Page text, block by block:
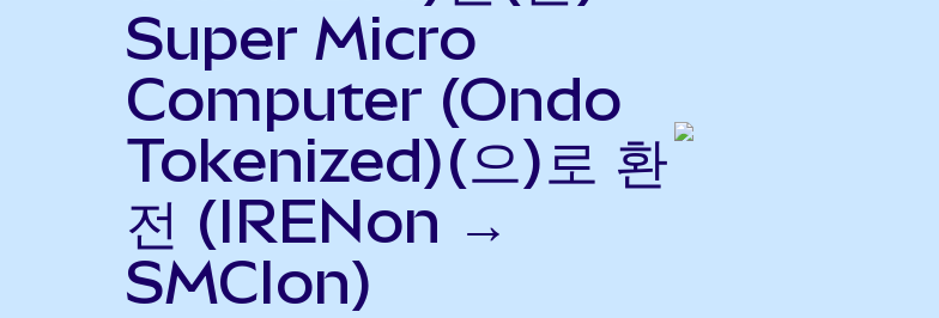
Super Micro
Computer (Ondo
Tokenized)(으)로 환
전 (IRENon →
SMCIon)